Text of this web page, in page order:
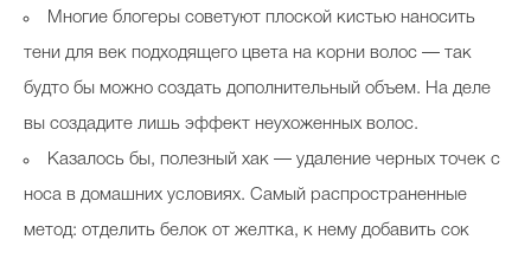
Многие блогеры советуют плоской кистью наносить
тени для век подходящего цвета на корни волос — так
будто бы можно создать дополнительный объем. На деле
вы создадите лишь эффект неухоженных волос.
Казалось бы, полезный хак — удаление черных точек с
носа в домашних условиях. Самый распространенные
метод: отделить белок от желтка, к нему добавить сок